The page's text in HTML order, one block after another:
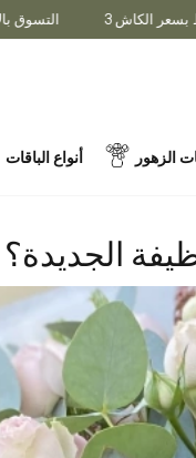
التسوق بالاشتراك بـ 10٪ خصم على العربة
أنواع الباقات الزهور